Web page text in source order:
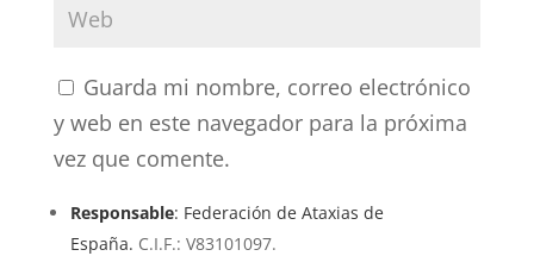
Guarda mi nombre, correo electrónico
y web en este navegador para la próxima
vez que comente.
Responsable: Federación de Ataxias de
España. C.I.F.: V83101097.